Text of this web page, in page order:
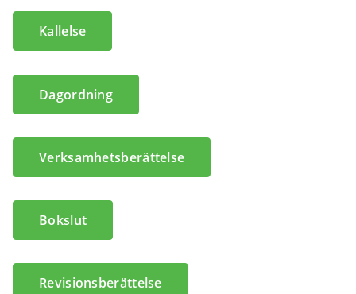
Kallelse
Dagordning
Verksamhetsberättelse
Bokslut
Revisionsberättelse